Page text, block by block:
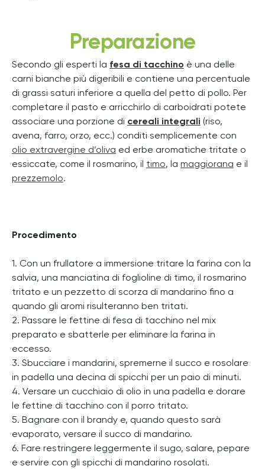
Preparazione
Secondo gli esperti la fesa di tacchino è una delle
carni bianche più digeribili e contiene una percentuale
di grassi saturi inferiore a quella del petto di pollo. Per
completare il pasto e arricchirlo di carboidrati potete
associare una porzione di cereali integrali (riso,
avena, farro, orzo, ecc.) conditi semplicemente con
olio extravergine d’oliva ed erbe aromatiche tritate o
essiccate, come il rosmarino, il timo, la maggiorana e il
prezzemolo.
Procedimento
1. Con un frullatore a immersione tritare la farina con la
salvia, una manciatina di foglioline di timo, il rosmarino
tritato e un pezzetto di scorza di mandarino fino a
quando gli aromi risulteranno ben tritati.
2. Passare le fettine di fesa di tacchino nel mix
preparato e sbatterle per eliminare la farina in
eccesso.
3. Sbucciare i mandarini, spremerne il succo e rosolare
in padella una decina di spicchi per un paio di minuti.
4. Versare un cucchiaio di olio in una padella e dorare
le fettine di tacchino con il porro tritato.
5. Bagnare con il brandy e, quando questo sarà
evaporato, versare il succo di mandarino.
6. Fare restringere leggermente il sugo, salare, pepare
e servire con gli spicchi di mandarino rosolati.